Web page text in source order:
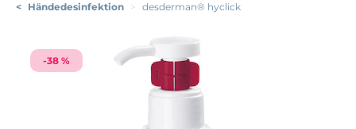
< Händedesinfektion > desderman® hyclick
-38 %